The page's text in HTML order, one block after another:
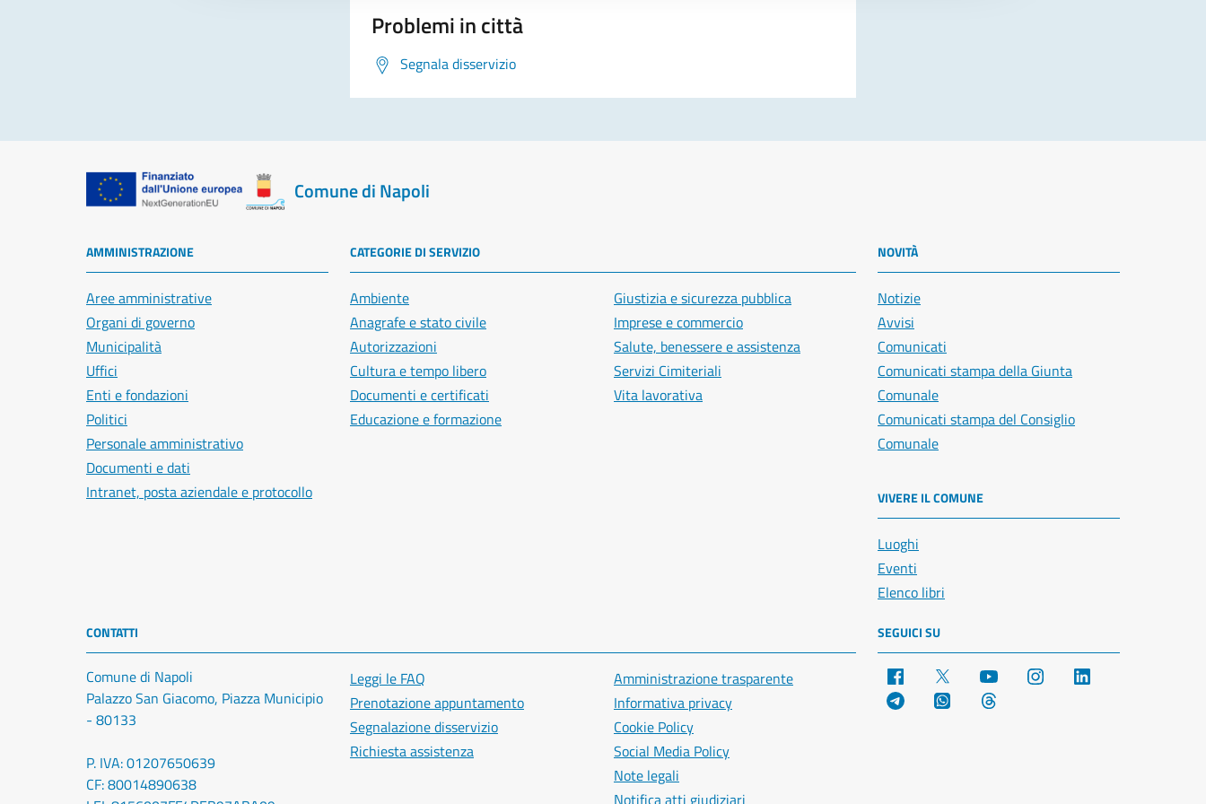
Problemi in città
Segnala disservizio
Comune di Napoli
AMMINISTRAZIONE
Aree amministrative
Organi di governo
Municipalità
Uffici
Enti e fondazioni
Politici
Personale amministrativo
Documenti e dati
Intranet, posta aziendale e protocollo
CATEGORIE DI SERVIZIO
Ambiente
Anagrafe e stato civile
Autorizzazioni
Cultura e tempo libero
Documenti e certificati
Educazione e formazione
Giustizia e sicurezza pubblica
Imprese e commercio
Salute, benessere e assistenza
Servizi Cimiteriali
Vita lavorativa
NOVITÀ
Notizie
Avvisi
Comunicati
Comunicati stampa della Giunta
Comunale
Comunicati stampa del Consiglio
Comunale
VIVERE IL COMUNE
Luoghi
Eventi
Elenco libri
CONTATTI
Comune di Napoli
Palazzo San Giacomo, Piazza Municipio
- 80133
P. IVA: 01207650639
CF: 80014890638
Leggi le FAQ
Prenotazione appuntamento
Segnalazione disservizio
Richiesta assistenza
Amministrazione trasparente
Informativa privacy
Cookie Policy
Social Media Policy
Note legali
SEGUICI SU
Facebook YouTube Instagram
Telegram WhatsApp